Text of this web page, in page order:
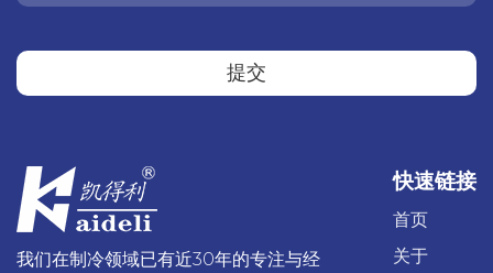
提交
我们在制冷领域已有近30年的专注与经
快速链接
首页
关于